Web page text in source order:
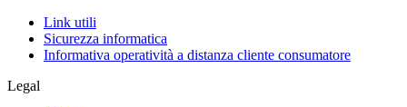
Link utili
Sicurezza informatica
Informativa operatività a distanza cliente consumatore
Legal